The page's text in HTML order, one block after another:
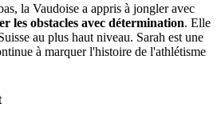
la Vaudoise a appris à jongler avec
les obstacles avec détermination. Elle
au plus haut niveau. Sarah est une
à marquer l'histoire de l'athlétisme